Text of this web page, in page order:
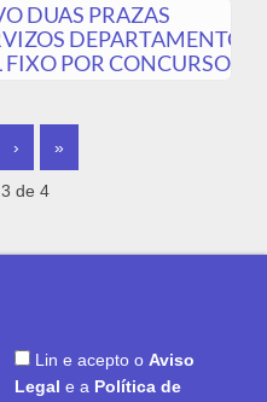
DUAS PRAZAS
DEPARTAMENTO
POR CONCURSO
› »
de 4
Lin e acepto o Aviso
Legal e a Política de